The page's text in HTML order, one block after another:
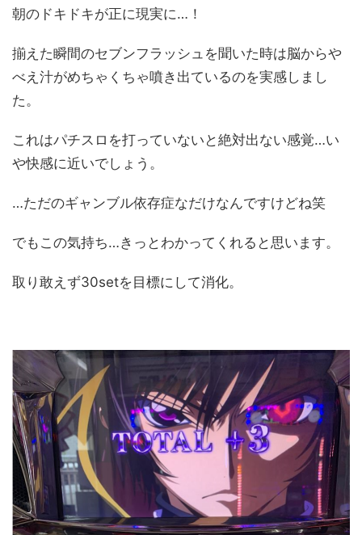
朝のドキドキが正に現実に…！
揃えた瞬間のセブンフラッシュを聞いた時は脳からや
べえ汁がめちゃくちゃ噴き出ているのを実感しまし
た。
これはパチスロを打っていないと絶対出ない感覚…い
や快感に近いでしょう。
…ただのギャンブル依存症なだけなんですけどね笑
でもこの気持ち…きっとわかってくれると思います。
取り敢えず30setを目標にして消化。